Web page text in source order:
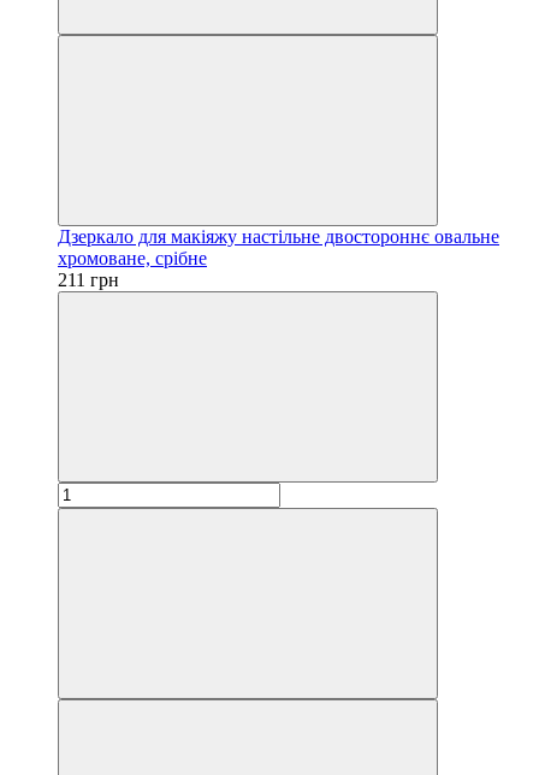
Дзеркало для макіяжу настільне двостороннє овальне
хромоване, срібне
211 грн